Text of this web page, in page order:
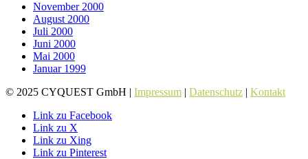
November 2000
August 2000
Juli 2000
Juni 2000
Mai 2000
Januar 1999
© 2025 CYQUEST GmbH | Impressum | Datenschutz | Kontakt
Link zu Facebook
Link zu X
Link zu Xing
Link zu Pinterest